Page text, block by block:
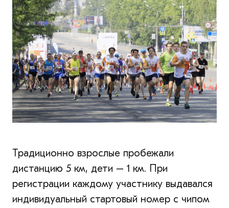
Традиционно взрослые пробежали
дистанцию 5 км, дети – 1 км. При
регистрации каждому участнику выдавался
индивидуальный стартовый номер с чипом